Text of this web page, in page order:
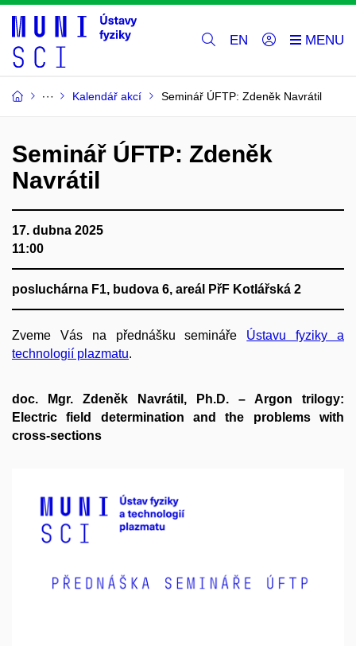
EN
Kalendář akcí Seminář ÚFTP: Zdeněk Navrátil
Seminář ÚFTP: Zdeněk
Navrátil
17. dubna 2025
11:00
posluchárna F1, budova 6, areál PřF Kotlářská 2
Zveme Vás na přednášku semináře Ústavu fyziky a
technologií plazmatu.
doc. Mgr. Zdeněk Navrátil, Ph.D. – Argon trilogy:
Electric field determination and the problems with
cross-sections